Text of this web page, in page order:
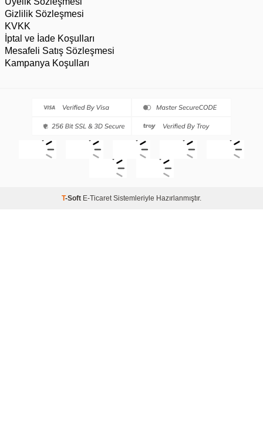
Gizlilik Sözleşmesi
KVKK
İptal ve İade Koşulları
Mesafeli Satış Sözleşmesi
Kampanya Koşulları
T-Soft E-Ticaret Sistemleriyle Hazırlanmıştır.